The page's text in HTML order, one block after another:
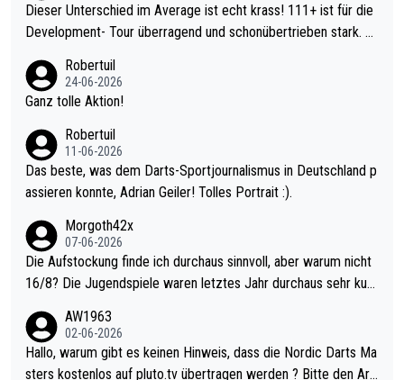
Dieser Unterschied im Average ist echt krass! 111+ ist für die
Development- Tour überragend und schonübertrieben stark. U
mal 40+ erst recht. Da gewinnst keinen Blumentopf - ist ja noc
h krasser wie ein Pokalspiel eines Kreisligisten vs einem Bund
Robertuil
24-06-2026
Ganz tolle Aktion!
Robertuil
11-06-2026
Das beste, was dem Darts-Sportjournalismus in Deutschland p
assieren konnte, Adrian Geiler! Tolles Portrait :).
Morgoth42x
07-06-2026
Die Aufstockung finde ich durchaus sinnvoll, aber warum nicht
16/8? Die Jugendspiele waren letztes Jahr durchaus sehr kurz
Allerdings ist Mitchell Lawrie als Nummer 1 der Welt eh qualifi
ziert. Somit ändert die automatische Qualifikation des Weltmei
sters erstmal nichts. Ich denke sie wollen damit für nächstes J
AW1963
02-06-2026
Hallo, warum gibt es keinen Hinweis, dass die Nordic Darts Ma
sters kostenlos auf pluto.tv übertragen werden ? Bitte den Arti